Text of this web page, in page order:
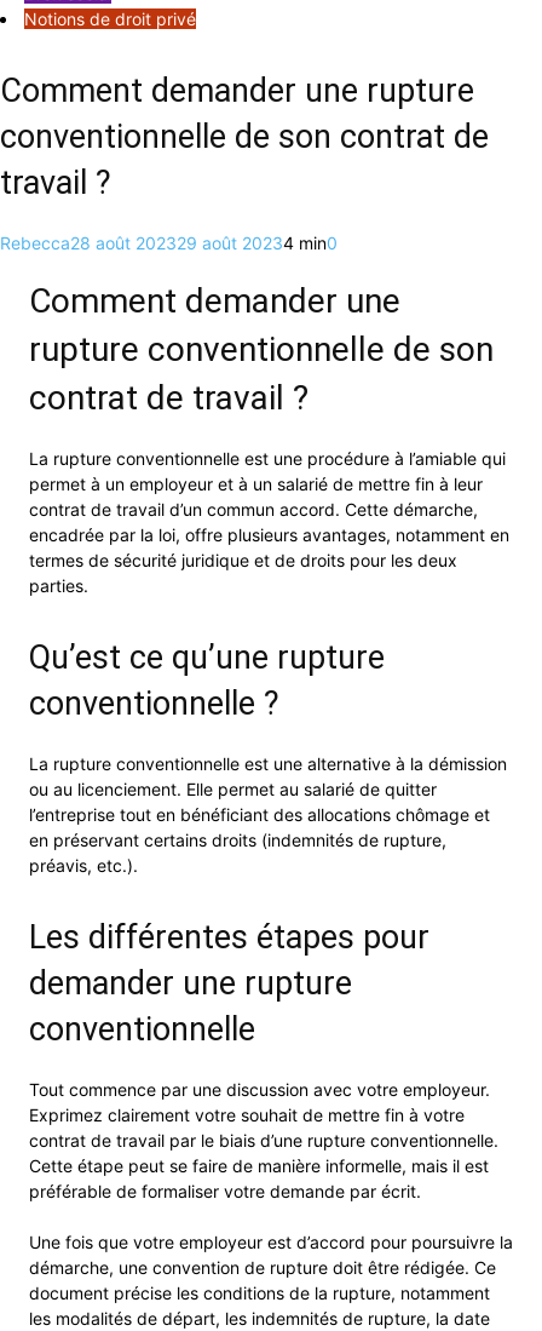
Notions de droit privé
Comment demander une rupture
conventionnelle de son contrat de
travail ?
Rebecca28 août 202329 août 20234 min0
Comment demander une
rupture conventionnelle de son
contrat de travail ?
La rupture conventionnelle est une procédure à l’amiable qui
permet à un employeur et à un salarié de mettre fin à leur
contrat de travail d’un commun accord. Cette démarche,
encadrée par la loi, offre plusieurs avantages, notamment en
termes de sécurité juridique et de droits pour les deux
parties.
Qu’est ce qu’une rupture
conventionnelle ?
La rupture conventionnelle est une alternative à la démission
ou au licenciement. Elle permet au salarié de quitter
l’entreprise tout en bénéficiant des allocations chômage et
en préservant certains droits (indemnités de rupture,
préavis, etc.).
Les différentes étapes pour
demander une rupture
conventionnelle
Tout commence par une discussion avec votre employeur.
Exprimez clairement votre souhait de mettre fin à votre
contrat de travail par le biais d’une rupture conventionnelle.
Cette étape peut se faire de manière informelle, mais il est
préférable de formaliser votre demande par écrit.
Une fois que votre employeur est d’accord pour poursuivre la
démarche, une convention de rupture doit être rédigée. Ce
document précise les conditions de la rupture, notamment
les modalités de départ, les indemnités de rupture, la date